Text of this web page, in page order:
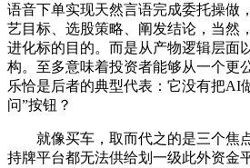
语音下单实现天然言语完成委托操做
艺目标、选股策略、阐发结论，当然
进化标的目的。而是从产物逻辑层面
构。至多意味着投资者能够从一个更
乐恰是后者的典型代表：它没有把AI
问”按钮？
就像买车，取而代之的是三个焦
持牌平台都无法供给划一级此外资金